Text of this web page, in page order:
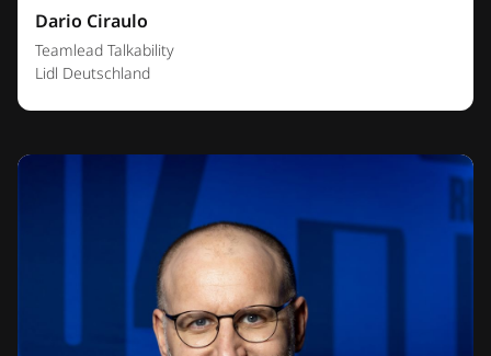
Dario Ciraulo
Teamlead Talkability
Lidl Deutschland